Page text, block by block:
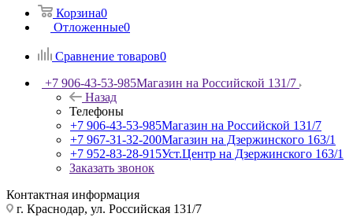
Корзина0
Отложенные0
Сравнение товаров0
+7 906-43-53-985Магазин на Российской 131/7
Назад
Телефоны
+7 906-43-53-985Магазин на Российской 131/7
+7 967-31-32-200Магазин на Дзержинского 163/1
+7 952-83-28-915Уст.Центр на Дзержинского 163/1
Заказать звонок
Контактная информация
г. Краснодар, ул. Российская 131/7